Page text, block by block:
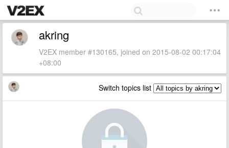
akring
V2EX member #130165, joined on 2015-08-02 00:17:04
+08:00
Switch topics list